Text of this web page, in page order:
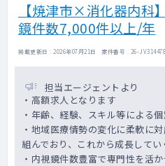
【焼津市×消化器内
鏡件数7,000件以上/年
掲載更新日 : 2026年07月21日 案件番号 : 26-JV314478
担当エージェントより
・高額求人となります
・年齢、経験、スキル等による
・地域医療情勢の変化に柔軟に
組んでおり、これから成長してい
・内視鏡件数豊富で専門性を活